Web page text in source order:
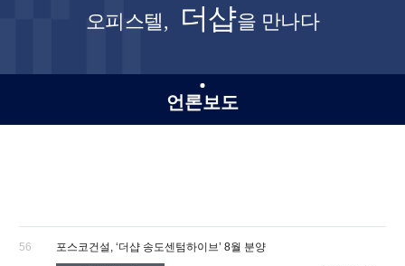
오피스텔, 더샵을 만나다
언론보도
56 포스코건설, ‘더샵 송도센텀하이브’ 8월 분양